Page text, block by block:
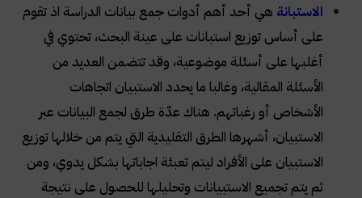
الاستبانة هي أحد أهم أدوات جمع بيانات الدراسة اذ تقوم
على أساس توزيع استبانات على عينة البحث، تحتوي في
أغلبها على أسئلة موضوعية، وقد تتضمن العديد من
الأسئلة المقالية، وغالبا ما يحدد الاستبيان اتجاهات
الأشخاص أو رغباتهم. هناك عدّة طرق لجمع البيانات عبر
الاستبيان، أشهرها الطرق التقليدية التي يتم من خلالها توزيع
الاستبيان على الأفراد ليتم تعبئة اجاباتها بشكل يدوي، ومن
ثم يتم تجميع الاستبيانات وتحليلها للحصول على نتيجة